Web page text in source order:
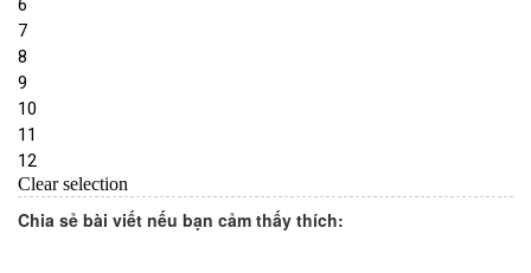
Chia sẻ bài viết nếu bạn cảm thấy thích: